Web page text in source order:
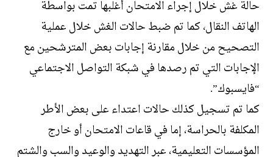
حالة غش خلال إجراء الامتحان أغلبها تمت بواسطة
الهاتف النقال، كما تم ضبط حالات الغش خلال عملية
التصحيح من خلال مقارنة إجابات بعض المترشحين مع
الإجابات التي تم رصدها في شبكة التواصل الاجتماعي
“فايسبوك”.
كما تم تسجيل كذلك حالات اعتداء على بعض الأطر
المكلفة بالحراسة، إما في قاعات الامتحان أو خارج
المؤسسات التعليمية، عبر التهديد والوعيد والسب والشتم